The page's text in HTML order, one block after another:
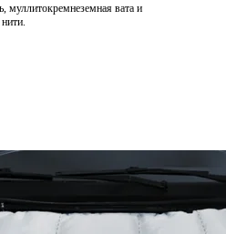
муллитокремнеземная вата и